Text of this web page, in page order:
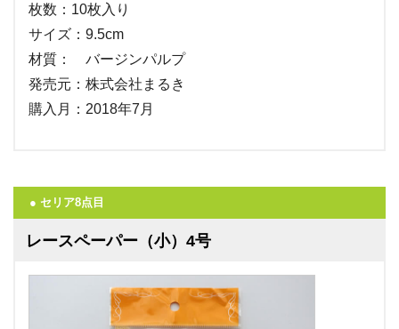
枚数：10枚入り
サイズ：9.5cm
材質： バージンパルプ
発売元：株式会社まるき
購入月：2018年7月
● セリア8点目
レースペーパー（小）4号